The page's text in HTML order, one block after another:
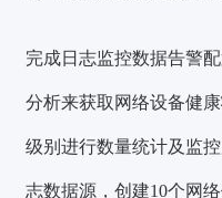
完成日志监控数据告警
分析来获取网络设备健
级别进行数量统计及监
志数据源 ，创建10个网